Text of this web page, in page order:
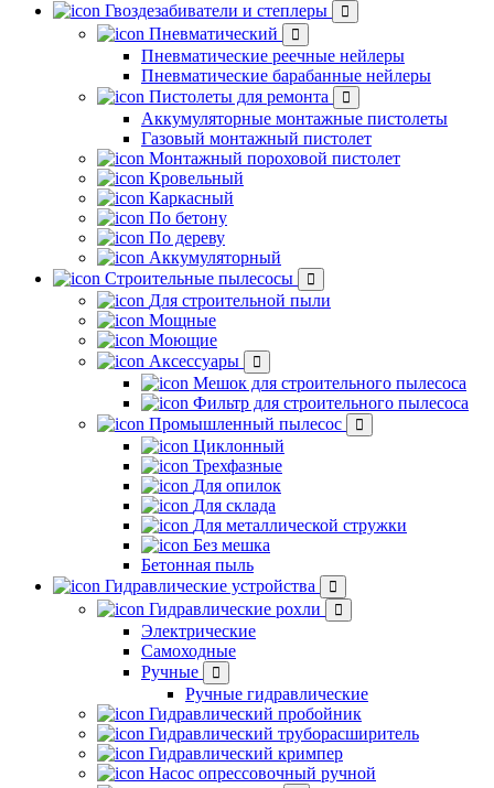
Гвоздезабиватели и степлеры
Пневматический
Пневматические реечные нейлеры
Пневматические барабанные нейлеры
Пистолеты для ремонта
Аккумуляторные монтажные пистолеты
Газовый монтажный пистолет
Монтажный пороховой пистолет
Кровельный
Каркасный
По бетону
По дереву
Аккумуляторный
Строительные пылесосы
Для строительной пыли
Мощные
Моющие
Аксессуары
Мешок для строительного пылесоса
Фильтр для строительного пылесоса
Промышленный пылесос
Циклонный
Трехфазные
Для опилок
Для склада
Для металлической стружки
Без мешка
Бетонная пыль
Гидравлические устройства
Гидравлические рохли
Электрические
Самоходные
Ручные
Ручные гидравлические
Гидравлический пробойник
Гидравлический труборасширитель
Гидравлический кримпер
Насос опрессовочный ручной